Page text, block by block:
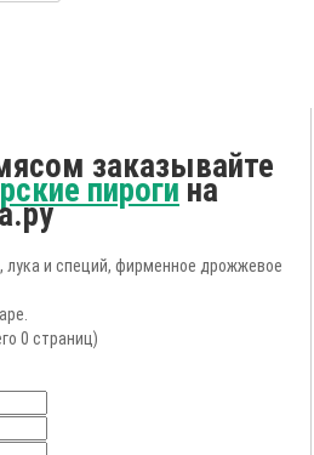
заказывайте
пирогина
лука и специй, фирменное дрожжевое
0 страниц)